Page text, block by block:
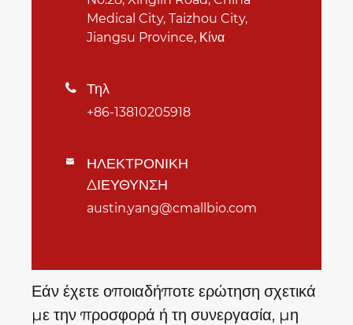
Medical City, Taizhou City,
Jiangsu Province, Κίνα
 Τηλ
+86-13810205918

ΗΛΕΚΤΡΟΝΙΚΗ
ΔΙΕΥΘΥΝΣΗ
austin.yang@cmallbio.com
Εάν έχετε οποιαδήποτε ερώτηση σχετικά
με την προσφορά ή τη συνεργασία, μη